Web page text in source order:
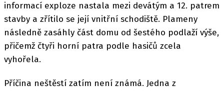
informací exploze nastala mezi devátým a 12. patrem
stavby a zřítilo se její vnitřní schodiště. Plameny
následně zasáhly část domu od šestého podlaží výše,
přičemž čtyři horní patra podle hasičů zcela
vyhořela.
Příčina neštěstí zatím není známá. Jedna z